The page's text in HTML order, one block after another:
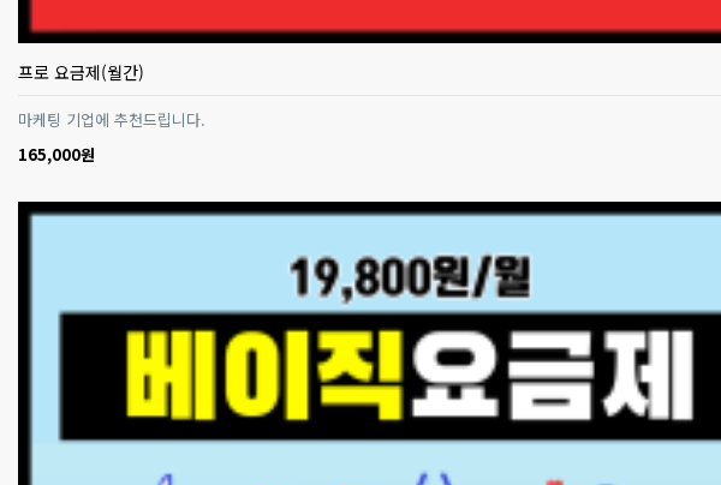
프로 요금제(월간)
마케팅 기업에 추천드립니다.
165,000원